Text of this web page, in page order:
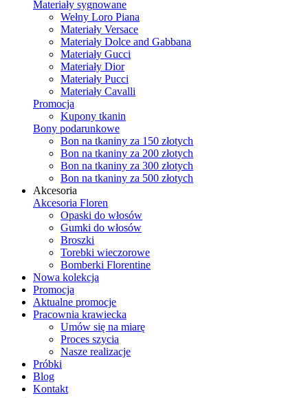
Materiały sygnowane
Wełny Loro Piana
Materiały Versace
Materiały Dolce and Gabbana
Materiały Gucci
Materiały Dior
Materiały Pucci
Materiały Cavalli
Promocja
Kupony tkanin
Bony podarunkowe
Bon na tkaniny za 150 złotych
Bon na tkaniny za 200 złotych
Bon na tkaniny za 300 złotych
Bon na tkaniny za 500 złotych
Akcesoria
Akcesoria Floren
Opaski do włosów
Gumki do włosów
Broszki
Torebki wieczorowe
Bomberki Florentine
Nowa kolekcja
Promocja
Aktualne promocje
Pracownia krawiecka
Umów się na miarę
Proces szycia
Nasze realizacje
Próbki
Blog
Kontakt